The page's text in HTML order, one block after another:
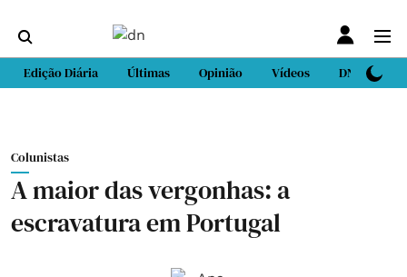
Edição Diária Últimas Opinião Vídeos DN Sport
Colunistas
A maior das vergonhas: a
escravatura em Portugal